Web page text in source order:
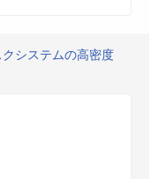
システムの高密度